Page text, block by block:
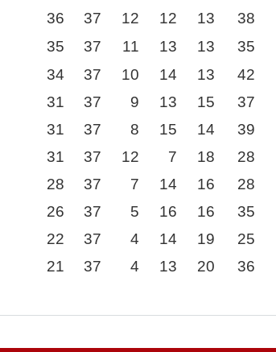
36 37 12 12 13 38
35 37 11 13 13 35
34 37 10 14 13 42
31 37 9 13 15 37
31 37 8 15 14 39
31 37 12 7 18 28
28 37 7 14 16 28
26 37 5 16 16 35
22 37 4 14 19 25
21 37 4 13 20 36